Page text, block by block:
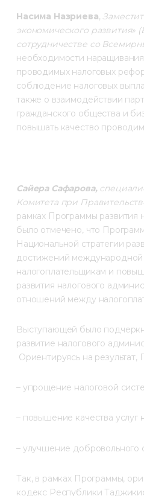
Насима Назриева,
экономического развития»
сотрудничестве со
необходимости
проводимых налоговых
соблюдение налоговых
также о взаимодействии
гражданского общества и
повышать качество
Сайера Сафарова,
Комитета при
рамках Программы развития
было отмечено, что
Национальной стратегии
достижений международной
налогоплательщикам и
развития налогового
отношений между
Выступающей было
развитие налогового
Ориентируясь на
– упрощение налоговой
– повышение качества услуг
– улучшение добровольного
Так, в рамках Программы,
кодекс Республики